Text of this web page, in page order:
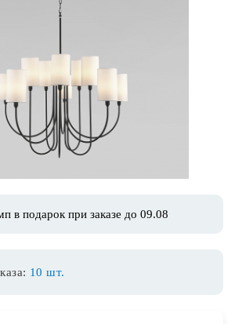
в подарок при заказе до 09.08
10 шт.